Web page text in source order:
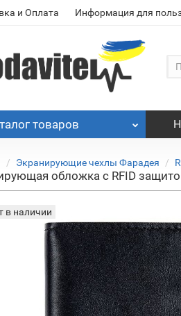
и Оплата Информация для
товаров
Экранирующие чехлы Фарадея
обложка с RFID
в наличии